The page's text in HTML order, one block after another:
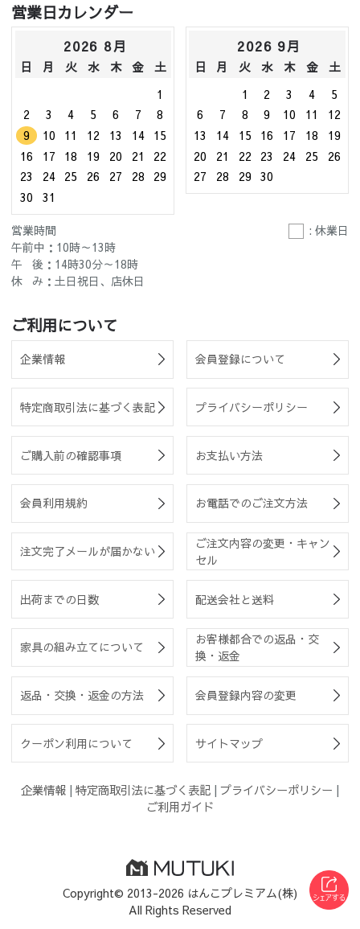
営業日カレンダー
2026 8月
日 月 火 水 木 金
土
1
2
3 4 5 6 7
8
9
10 11 12 13 14
15
16
17 18 19 20 21
22
23
24 25 26 27 28
29
30
31
2026 9月
日 月 火 水 木 金
土
1
2 3 4
5
6
7 8 9 10 11
12
13
14 15 16 17 18
19
20
21 22 23 24 25
26
27
28 29 30
営業時間
: 休業日
午前中：10時～13時
午 後：14時30分～18時
休 み：土日祝日、店休日
ご利用について
企業情報 会員登録について
特定商取引法に基づく表記 プライバシーポリシー
ご購入前の確認事項 お支払い方法
会員利用規約 お電話でのご注文方法
注文完了メールが届かない
ご注文内容の変更・キャン
セル
出荷までの日数 配送会社と送料
家具の組み立てについて
お客様都合での返品・交
換・返金
返品・交換・返金の方法 会員登録内容の変更
クーポン利用について サイトマップ
企業情報 | 特定商取引法に基づく表記 | プライバシーポリシー |
ご利用ガイド
Copyright© 2013-2026 はんこプレミアム(株)
All Rights Reserved